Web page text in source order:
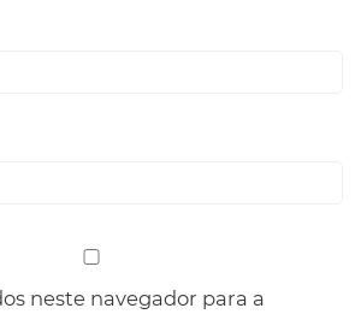
neste navegador para a